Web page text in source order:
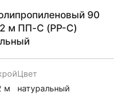
90
м ПП-С (PP-C)
м
Цвет
натуральный